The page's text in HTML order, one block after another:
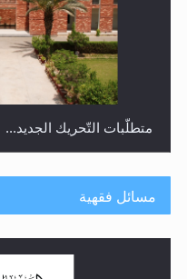
متطلَّبات التّحريك الجديد...
مسائل فقهية